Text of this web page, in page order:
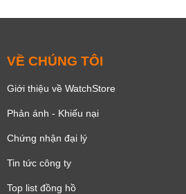
VỀ CHÚNG TÔI
Giới thiệu về WatchStore
Phản ánh - Khiếu nại
Chứng nhận đại lý
Tin tức công ty
Top list đồng hồ